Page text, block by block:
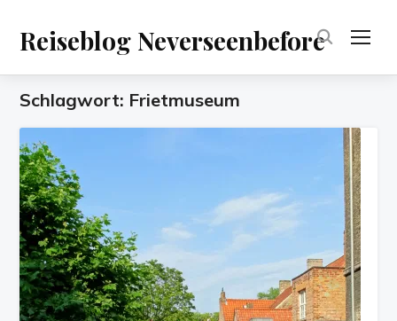
Reiseblog Neverseenbefore
Schlagwort: Frietmuseum